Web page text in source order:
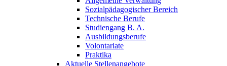
Sozialpädagogischer Bereich
Technische Berufe
Studiengang B. A.
Ausbildungsberufe
Volontariate
Praktika
Aktuelle Stellenangebote